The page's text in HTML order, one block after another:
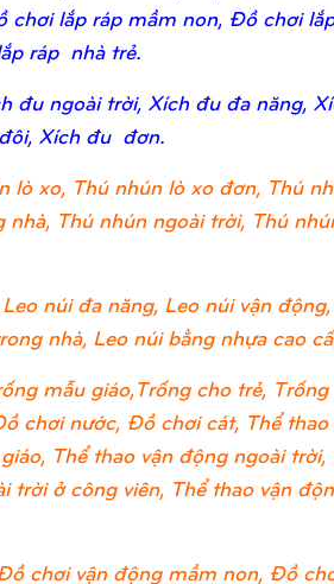
chơi lắp ráp mầm non, Đồ chơi
ráp nhà trẻ.
đu ngoài trời, Xích đu đa năng,
Xích đu đơn.
lò xo, Thú nhún lò xo đơn, Thú
nhà, Thú nhún ngoài trời, Thú
núi đa năng, Leo núi vận
nhà, Leo núi bằng nhựa cao
mẫu giáo,Trống cho trẻ, Trống
chơi nước, Đồ chơi cát, Thể
Thể thao vận động ngoài trời,
trời ở công viên, Thể thao vận
chơi vận động mầm non, Đồ